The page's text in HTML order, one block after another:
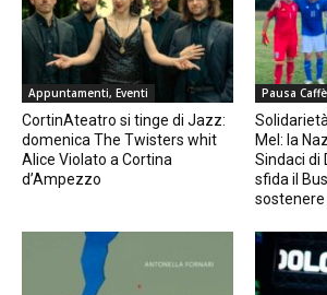
Appuntamenti, Eventi
CortinAteatro si tinge di Jazz:
domenica The Twisters whit
Alice Violato a Cortina
d’Ampezzo
Pausa Caffè
Mel: la
Sindaci di
sfida il
sostenere